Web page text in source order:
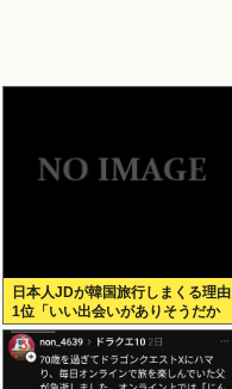
日本人JDが韓国旅行しまくる理由
1位「いい出会いがありそうだか
ら」